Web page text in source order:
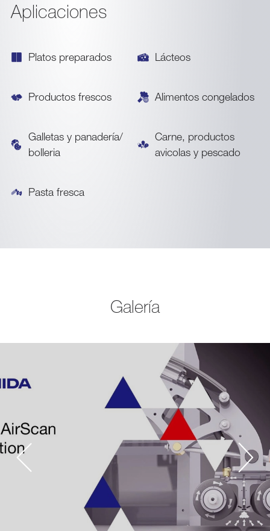
Aplicaciones
Platos preparados Lácteos
Productos frescos Alimentos congelados
Galletas y panadería/
bolleria
Carne, productos
avicolas y pescado
Pasta fresca
Galería